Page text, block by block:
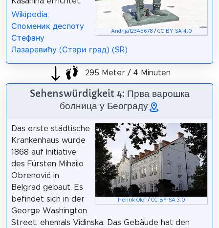
Andrija12345678/ CC BY-SA 4.0
Wikipedia:
Споменик деспоту
Стефану
Лазаревићу (Стари град) (SR)
295 Meter / 4 Minuten
Sehenswürdigkeit 4: Прва варошка
болница у Београду
Henrik Olof/ CC BY-SA 3.0
Das erste städtische
Krankenhaus wurde
1868 auf Initiative
des Fürsten Mihailo
Obrenović in
Belgrad gebaut. Es
befindet sich in der
George Washington
Street, ehemals Vidinska. Das Gebäude hat den